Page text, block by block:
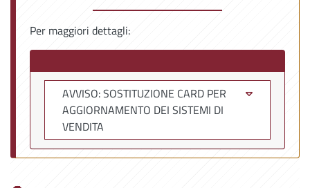
Per maggiori dettagli:
AVVISO: SOSTITUZIONE CARD PER
AGGIORNAMENTO DEI SISTEMI DI
VENDITA